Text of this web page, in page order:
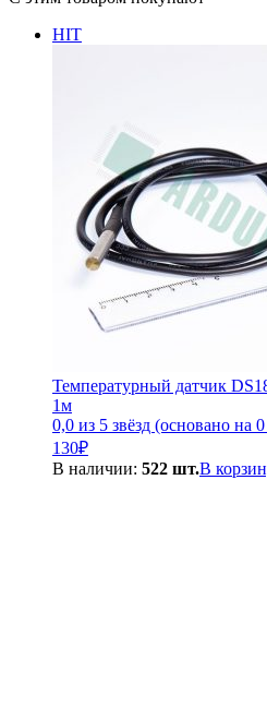
HIT
Температурный датчик
1м
0,0 из 5 звёзд (основано на
130₽
В наличии: 522 шт.В